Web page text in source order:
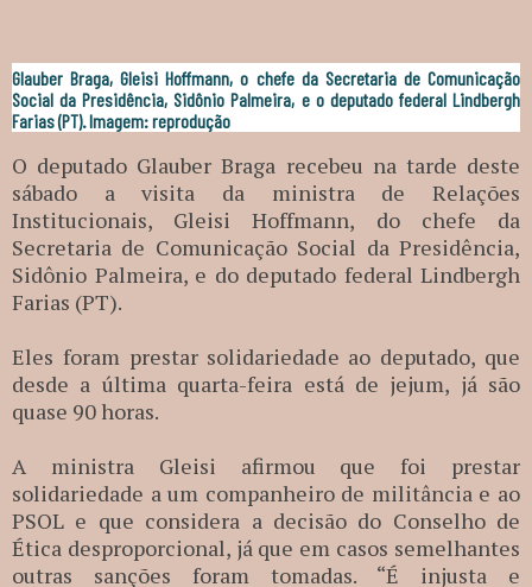
Glauber Braga, Gleisi Hoffmann, o chefe da Secretaria de Comunicação
Social da Presidência, Sidônio Palmeira, e o deputado federal Lindbergh
Farias (PT). Imagem: reprodução
O deputado Glauber Braga recebeu na tarde deste
sábado a visita da ministra de Relações
Institucionais, Gleisi Hoffmann, do chefe da
Secretaria de Comunicação Social da Presidência,
Sidônio Palmeira, e do deputado federal Lindbergh
Farias (PT).
Eles foram prestar solidariedade ao deputado, que
desde a última quarta-feira está de jejum, já são
quase 90 horas.
A ministra Gleisi afirmou que foi prestar
solidariedade a um companheiro de militância e ao
PSOL e que considera a decisão do Conselho de
Ética desproporcional, já que em casos semelhantes
outras sanções foram tomadas. “É injusta e